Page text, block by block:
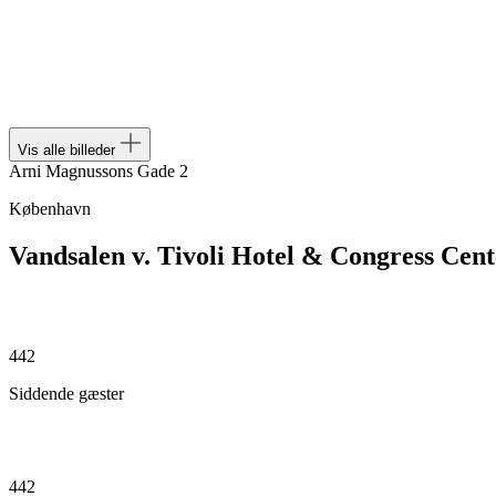
Vis alle billeder
Arni Magnussons Gade 2
København
Vandsalen v. Tivoli Hotel & Congress
442
Siddende gæster
442